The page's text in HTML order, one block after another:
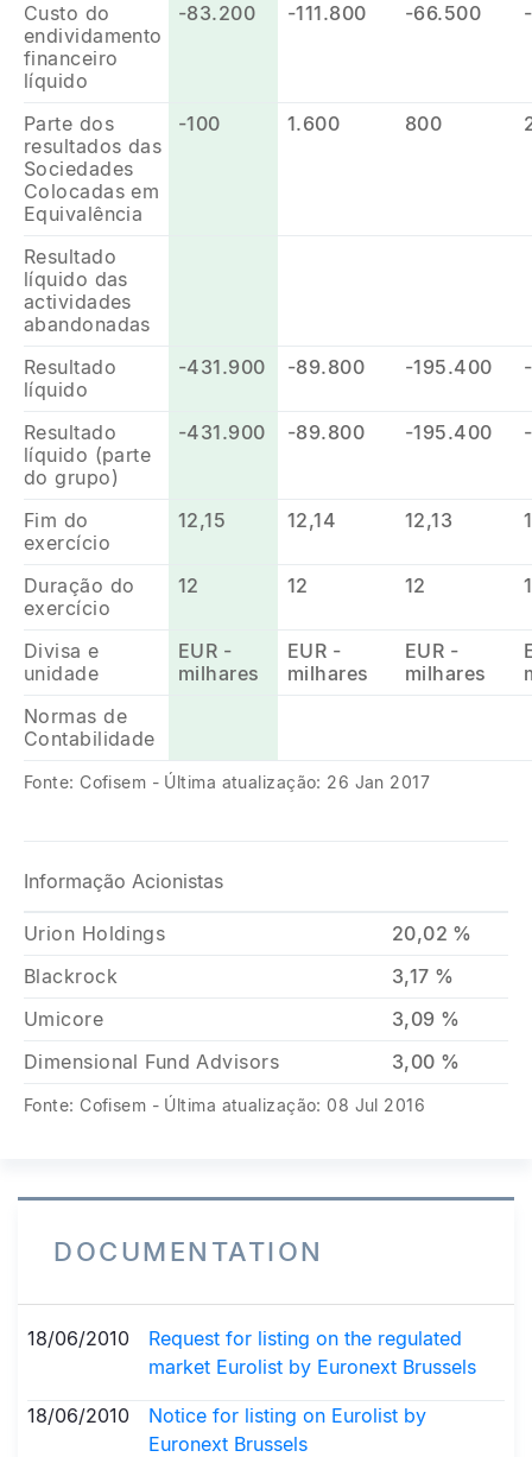
Custo do
endividamento
financeiro
líquido
-83.200 -111.800 -66.500
Parte dos
resultados das
Sociedades
Colocadas em
Equivalência
-100 1.600 800
Resultado
líquido das
actividades
abandonadas
Resultado
líquido
-431.900 -89.800 -195.400
Resultado
líquido (parte
do grupo)
-431.900 -89.800 -195.400
Fim do
exercício
12,15 12,14 12,13
Duração do
exercício
12 12 12
Divisa e
unidade
EUR -
milhares
EUR -
milhares
EUR -
milhares
Normas de
Contabilidade
Fonte: Cofisem - Última atualização: 26 Jan 2017
Informação Acionistas
Urion Holdings
20,02 %
Blackrock
3,17 %
Umicore
3,09 %
Dimensional Fund Advisors
3,00 %
Fonte: Cofisem - Última atualização: 08 Jul 2016
DOCUMENTATION
18/06/2010
Request for listing on the regulated
market Eurolist by Euronext Brussels
18/06/2010
Notice for listing on Eurolist by
Euronext Brussels